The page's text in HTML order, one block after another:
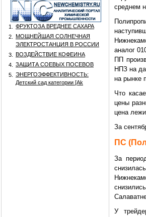
1.
ФРУКТОЗА ВРЕДНЕЕ САХАРА
2.
МОЩНЕЙШАЯ СОЛНЕЧНАЯ
ЭЛЕКТРОСТАНЦИЯ В РОССИИ
3.
ВОЗДЕЙСТВИЕ КОФЕИНА
4.
ЗАЩИТА СОЕВЫХ ПОСЕВОВ
5.
ЭНЕРГОЭФФЕКТИВНОСТЬ:
Детский сад категории [Аk
среднем
аналог
ПП
НПЗ на
на рынке
Что
цены
цена
За
ПС
За
У